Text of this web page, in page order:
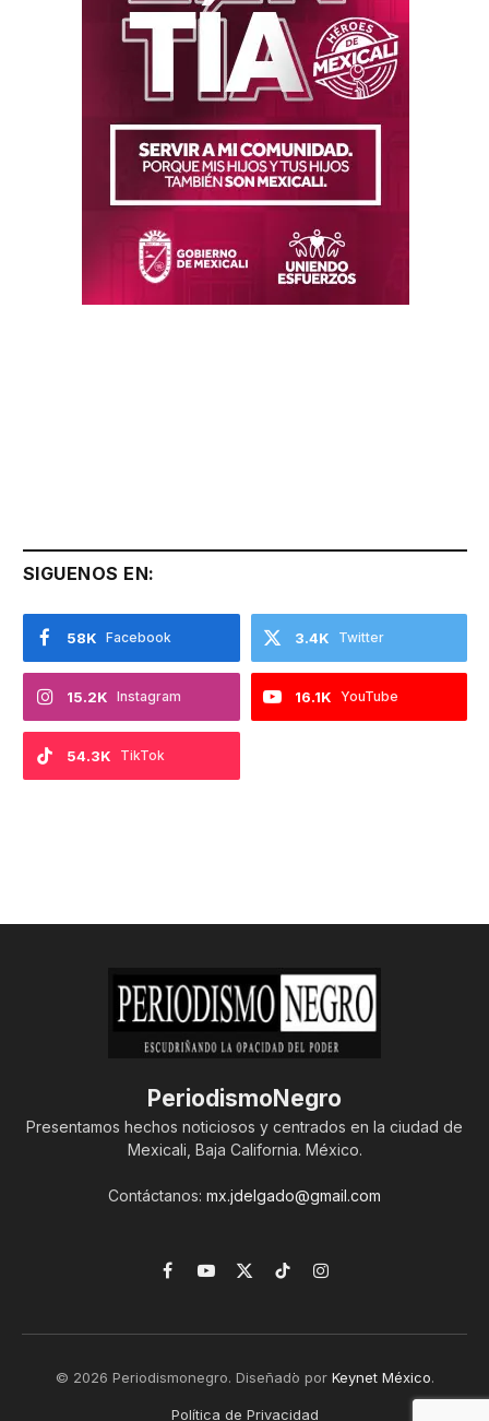
SIGUENOS EN:
Facebook
58K Twitter
3.4K
Instagram
15.2K YouTube
16.1K
TikTok
54.3K
PeriodismoNegro
Presentamos hechos noticiosos y centrados en la ciudad de
Mexicali, Baja California. México.
Contáctanos: mx.jdelgado@gmail.com
Facebook
YouTube
X
TikTokInstagram
© 2026 Periodismonegro. Diseñado por Keynet México.
Política de Privacidad